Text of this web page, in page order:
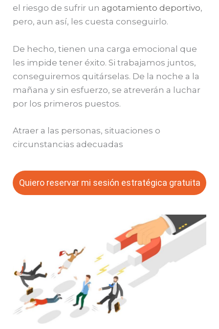
el riesgo de sufrir unagotamiento deportivo,
pero, aun así, les cuesta conseguirlo.
De hecho, tienen una carga emocional que
les impide tener éxito.Si trabajamos juntos,
conseguiremos quitárselas. De la noche a la
mañana y sin esfuerzo, se atreverán a luchar
por los primeros puestos.
Atraer a las personas, situaciones o
circunstancias adecuadas
Quiero reservar mi sesión estratégica gratuita